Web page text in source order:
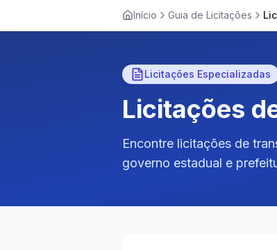
Início Guia de Licitações
Licitações Especializadas
Licitações
Encontre licitações de
governo estadual e